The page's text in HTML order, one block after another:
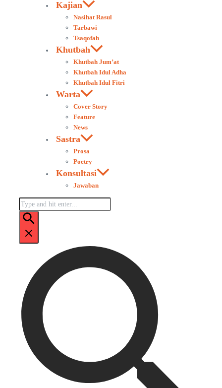
Kajian
Nasihat Rasul
Tarbawi
Tsaqofah
Khutbah
Khutbah Jum’at
Khutbah Idul Adha
Khutbah Idul Fitri
Warta
Cover Story
Feature
News
Sastra
Prosa
Poetry
Konsultasi
Jawaban
Pencarian
untuk: